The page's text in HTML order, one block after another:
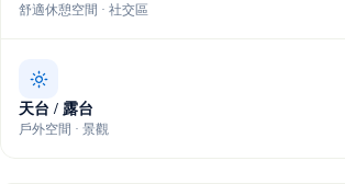
舒適休憩空間 · 社交區
天台 / 露台
戶外空間 · 景觀